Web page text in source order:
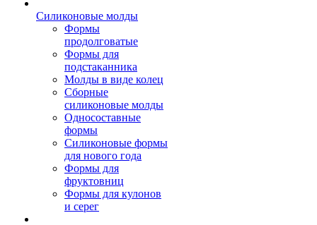
Силиконовые молды
Формы
продолговатые
Формы для
подстаканника
Молды в виде колец
Сборные
силиконовые молды
Односоставные
формы
Силиконовые формы
для нового года
Формы для
фруктовниц
Формы для кулонов
и серег